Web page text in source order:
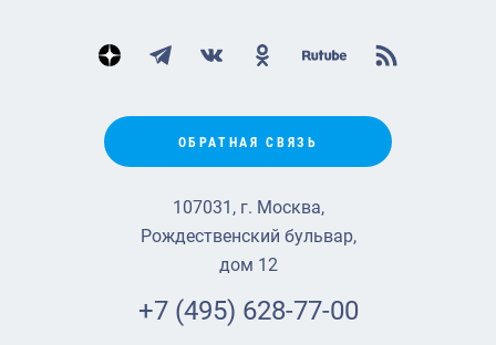
ОБРАТНАЯ СВЯЗЬ
107031, г. Москва,
Рождественский бульвар,
дом 12
+7 (495) 628-77-00